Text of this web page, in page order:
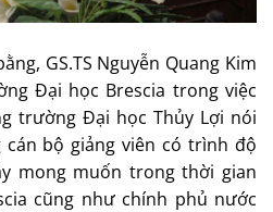
GS.TS Nguyễn Quang Kim
Đại học Brescia trong việc
trường Đại học Thủy Lợi nói
bộ giảng viên có trình độ
mong muốn trong thời gian
cũng như chính phủ nước